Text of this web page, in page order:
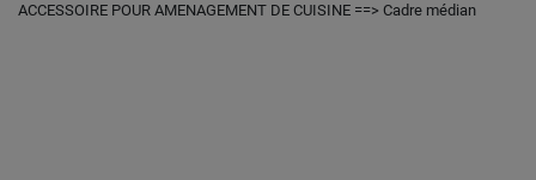
ACCESSOIRE POUR AMENAGEMENT DE CUISINE ==> Cadre médian